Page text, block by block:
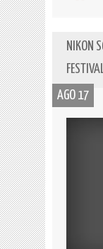
NIKON
AGO 17